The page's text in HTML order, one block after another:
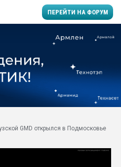
ПЕРЕЙТИ НА ФОРУМ
Вакуум-формовочные
28.07.2026
GMD открылся в Подмосковье